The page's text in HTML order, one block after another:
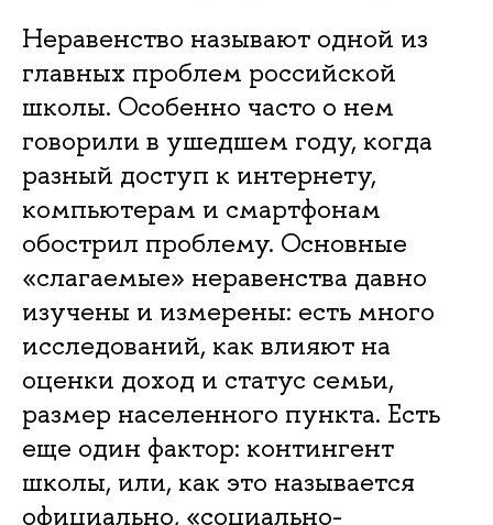
Неравенство называют одной из
главных проблем российской
школы. Особенно часто о нем
говорили в ушедшем году, когда
разный доступ к интернету,
компьютерам и смартфонам
обострил проблему. Основные
«слагаемые» неравенства давно
изучены и измерены: есть много
исследований, как влияют на
оценки доход и статус семьи,
размер населенного пункта. Есть
еще один фактор: контингент
школы, или, как это называется
официально, «социально-